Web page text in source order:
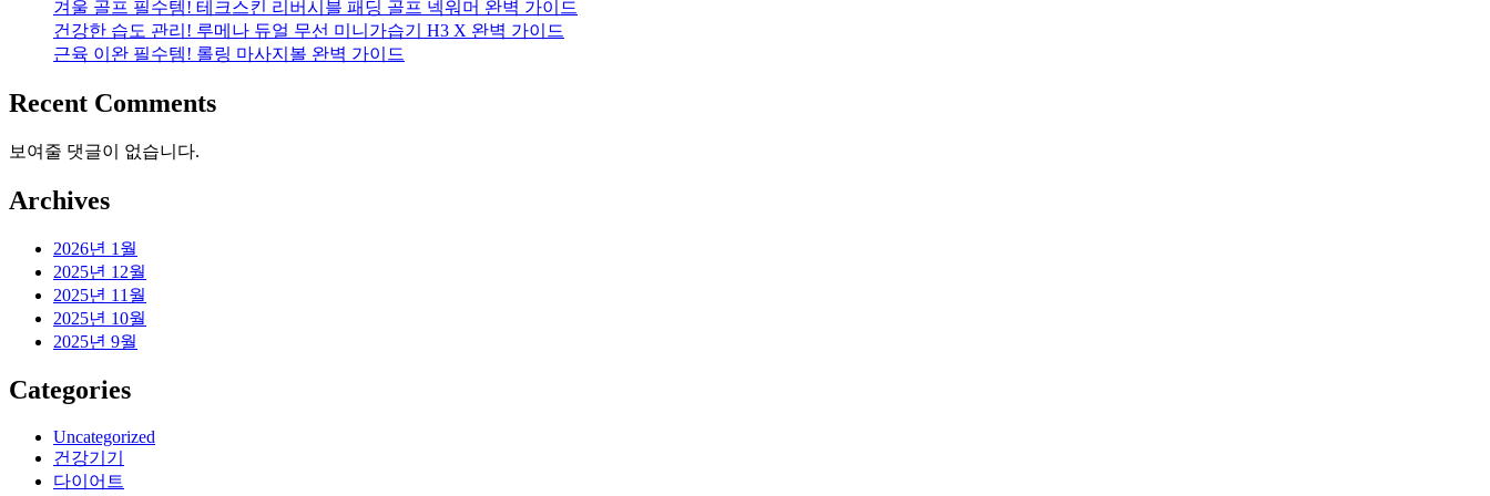
겨울 골프 필수템! 테크스킨 리버시블 패딩 골프 넥워머 완벽 가이드
건강한 습도 관리! 루메나 듀얼 무선 미니가습기 H3 X 완벽 가이드
근육 이완 필수템! 롤링 마사지볼 완벽 가이드
Recent Comments
보여줄 댓글이 없습니다.
Archives
2026년 1월
2025년 12월
2025년 11월
2025년 10월
2025년 9월
Categories
Uncategorized
건강기기
다이어트